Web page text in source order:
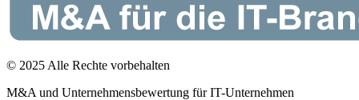
© 2025 Alle Rechte vorbehalten
M&A und Unternehmensbewertung für IT-Unternehmen